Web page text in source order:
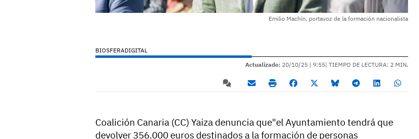
Emilio Machín, portavoz de la formación nacionalista
BIOSFERADIGITAL
Actualizado: 20/10/25 | 9:55| TIEMPO DE LECTURA: 2 MIN.
Coalición Canaria (CC) Yaiza denuncia que"el Ayuntamiento tendrá que
devolver 356.000 euros destinados a la formación de personas